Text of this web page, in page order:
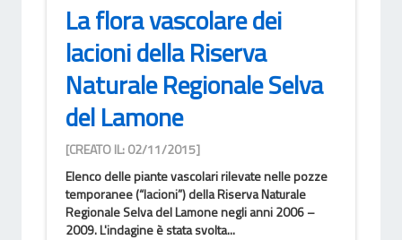
La flora vascolare dei
lacioni della Riserva
Naturale Regionale Selva
del Lamone
[CREATO IL: 02/11/2015]
Elenco delle piante vascolari rilevate nelle pozze
temporanee (“lacioni”) della Riserva Naturale
Regionale Selva del Lamone negli anni 2006 –
2009. L'indagine è stata svolta...